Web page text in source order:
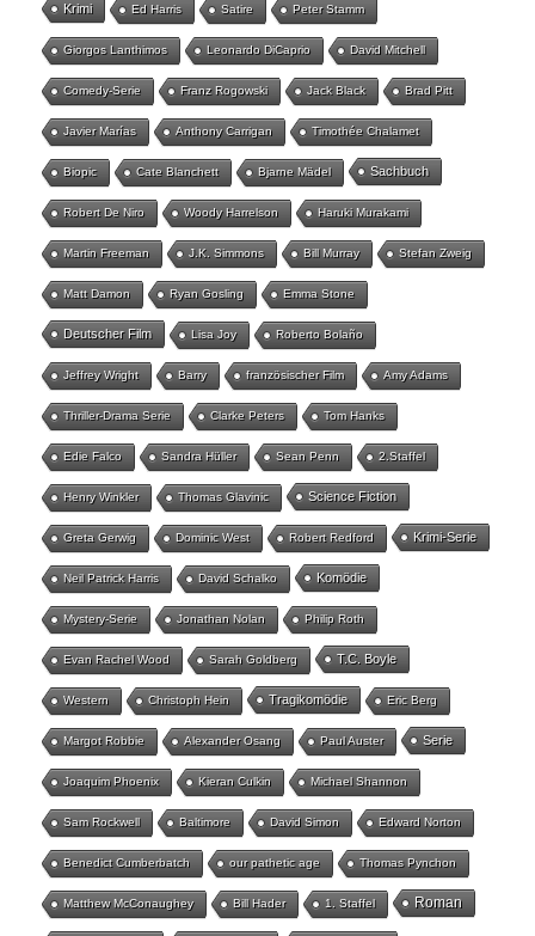
Krimi Ed Harris Satire Peter Stamm
Giorgos Lanthimos Leonardo DiCaprio David Mitchell
Comedy-Serie Franz Rogowski Jack Black Brad Pitt
Javier Marías Anthony Carrigan Timothée Chalamet
Biopic Cate Blanchett Bjarne Mädel Sachbuch
Robert De Niro Woody Harrelson Haruki Murakami
Martin Freeman J.K. Simmons Bill Murray Stefan Zweig
Matt Damon Ryan Gosling Emma Stone
Deutscher Film Lisa Joy Roberto Bolaño
Jeffrey Wright Barry französischer Film Amy Adams
Thriller-Drama Serie Clarke Peters Tom Hanks
Edie Falco Sandra Hüller Sean Penn 2.Staffel
Henry Winkler Thomas Glavinic Science Fiction
Greta Gerwig Dominic West Robert Redford Krimi-Serie
Neil Patrick Harris David Schalko Komödie
Mystery-Serie Jonathan Nolan Philip Roth
Evan Rachel Wood Sarah Goldberg T.C. Boyle
Western Christoph Hein Tragikomödie Eric Berg
Margot Robbie Alexander Osang Paul Auster Serie
Joaquim Phoenix Kieran Culkin Michael Shannon
Sam Rockwell Baltimore David Simon Edward Norton
Benedict Cumberbatch our pathetic age Thomas Pynchon
Matthew McConaughey Bill Hader 1. Staffel Roman